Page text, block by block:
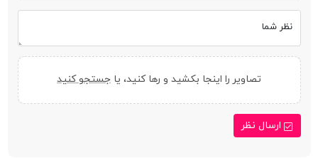
نظر شما
تصاویر را اینجا بکشید و رها کنید، یا جستجو کنید
ارسال نظر